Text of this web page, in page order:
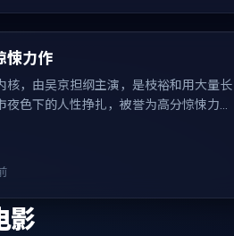
悚力作
核，由吴京担纲主演，是枝裕和用大量长
夜色下的人性挣扎，被誉为高分惊悚力
影